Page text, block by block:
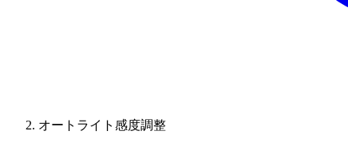
オートライト感度調整